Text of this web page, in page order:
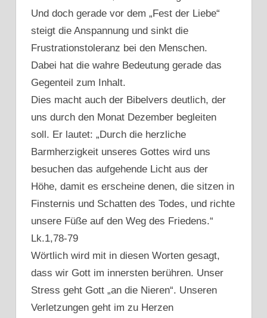
Und doch gerade vor dem „Fest der Liebe“
steigt die Anspannung und sinkt die
Frustrationstoleranz bei den Menschen.
Dabei hat die wahre Bedeutung gerade das
Gegenteil zum Inhalt.
Dies macht auch der Bibelvers deutlich, der
uns durch den Monat Dezember begleiten
soll. Er lautet: „Durch die herzliche
Barmherzigkeit unseres Gottes wird uns
besuchen das aufgehende Licht aus der
Höhe, damit es erscheine denen, die sitzen in
Finsternis und Schatten des Todes, und richte
unsere Füße auf den Weg des Friedens.“
Lk.1,78-79
Wörtlich wird mit in diesen Worten gesagt,
dass wir Gott im innersten berühren. Unser
Stress geht Gott „an die Nieren“. Unseren
Verletzungen geht im zu Herzen